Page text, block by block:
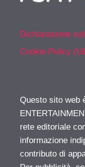
Dichiarazione
Cookie Policy
Questo sito web
rete editoriale
informazione
contributo di